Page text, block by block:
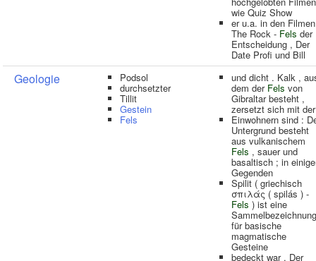
wie Quiz Show
er u.a. in den Filmen
The Rock - Fels der
Entscheidung , Der
Date Profi und Bill
Geologie Podsol
durchsetzter
Tillit
Gestein
Fels
und dicht . Kalk ,
dem der Fels von
Gibraltar besteht ,
zersetzt sich mit der
Einwohnern sind :
Untergrund besteht
aus vulkanischem
Fels , sauer und
basaltisch ; in
Gegenden
Spilit ( griechisch
σπιλάς ( spilás ) -
Fels ) ist eine
Sammelbezeichnung
für basische
magmatische
Gesteine
bedeckt war . Der